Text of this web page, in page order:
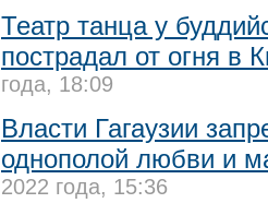
Театр танца у
пострадал от огня в
года, 18:09
Власти Гагаузии
однополой любви и
2022 года, 15:36